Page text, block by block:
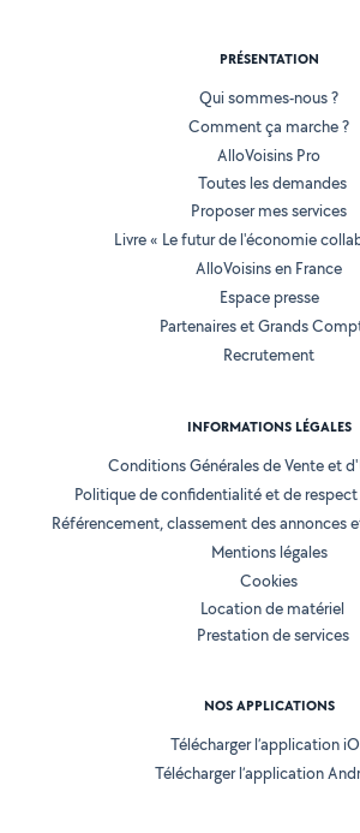
PRÉSENTATION
Qui sommes-nous ?
Comment ça marche ?
AlloVoisins Pro
Toutes les demandes
Proposer mes services
Livre « Le futur de l'économie
AlloVoisins en France
Espace presse
Partenaires et Grands
Recrutement
INFORMATIONS LÉGALES
Conditions Générales de Vente et
Politique de confidentialité et de respect
Référencement, classement des annonces
Mentions légales
Cookies
Location de matériel
Prestation de services
NOS APPLICATIONS
Télécharger l’application
Télécharger l’application